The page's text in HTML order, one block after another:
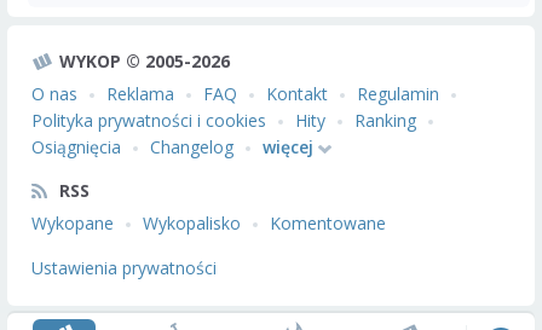
WYKOP © 2005-2026
O nas
Reklama FAQ Kontakt
Regulamin
Polityka prywatności i cookies
Hity
Ranking
Osiągnięcia
Changelog
więcej
RSS
Wykopane
Wykopalisko
Komentowane
Ustawienia prywatności